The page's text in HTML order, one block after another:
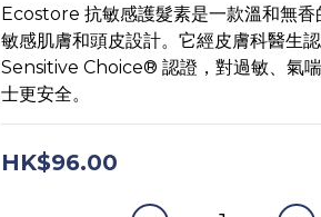
Ecostore 抗敏感護髮素是一款溫和無香
敏感肌膚和頭皮設計。它經皮膚科醫生
Sensitive Choice® 認證，對過敏、氣
士更安全。
HK$96.00